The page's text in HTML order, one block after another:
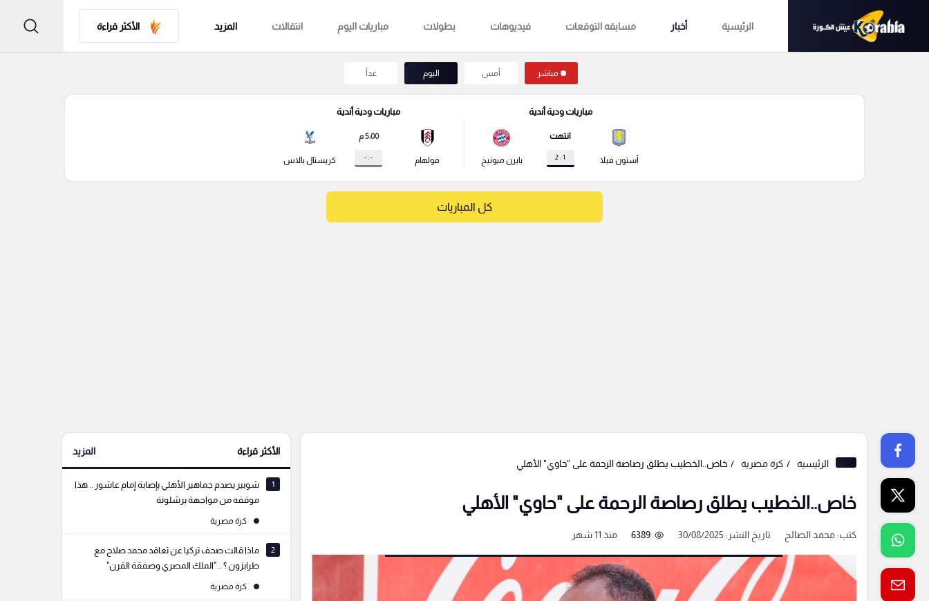
الرئيسية أخبار مسابقه التوقعات فيديوهات بطولات مباريات اليوم انتقالات المزيد الأكثر قراءة
مباشر أمس اليوم غداً
مباريات ودية أندية
أستون فيلا
انتهت
1 : 2 بايرن ميونيخ
مباريات ودية أندية
فولهام
5:00 م
- : - كريستال بالاس
كل المباريات
الرئيسية كرة مصرية خاص..الخطيب يطلق رصاصة الرحمة على "حاوي" الأهلي
خاص..الخطيب يطلق رصاصة الرحمة على "حاوي" الأهلي
كتب:محمد الصالح تاريخ النشر: 30/08/2025 6389 منذ 11 شهر
الأكثر قراءة المزيد
1
شوبير يصدم جماهير الأهلي بإصابة إمام عاشور .. هذا
موقفه من مواجهة برشلونة
كرة مصرية
2
ماذا قالت صحف تركيا عن تعاقد محمد صلاح مع
طرابزون ؟ .. "الملك المصري وصفقة القرن"
كرة مصرية